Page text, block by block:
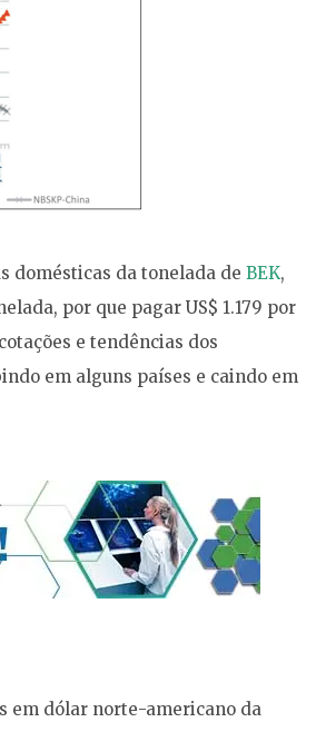
domésticas da tonelada de BEK,
por que pagar US$ 1.179 por
e tendências dos
em alguns países e caindo em
em dólar norte-americano da